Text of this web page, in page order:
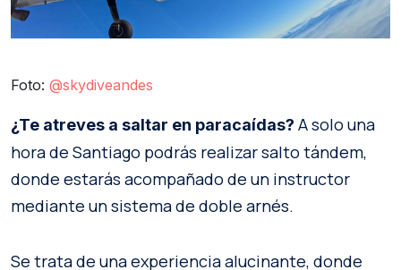
Foto: @skydiveandes
¿Te atreves a saltar en paracaídas? A solo una
hora de Santiago podrás realizar salto tándem,
donde estarás acompañado de un instructor
mediante un sistema de doble arnés.
Se trata de una experiencia alucinante, donde